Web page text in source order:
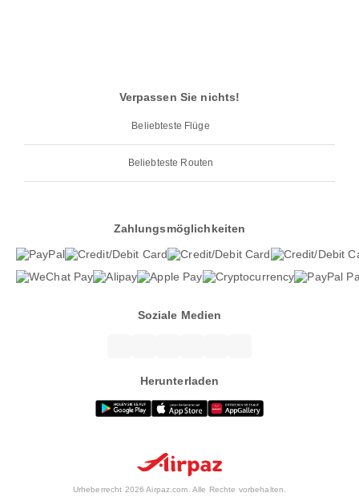
Verpassen Sie nichts!
Beliebteste Flüge
Beliebteste Routen
Zahlungsmöglichkeiten
Soziale Medien
Herunterladen
Urheberrecht 2026 Airpaz.com. Alle Rechte vorbehalten.